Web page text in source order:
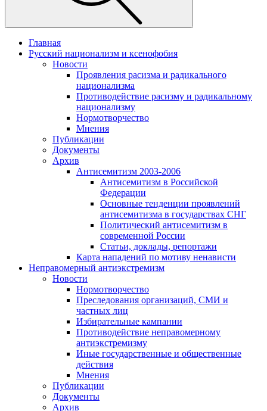
Главная
Русский национализм и ксенофобия
Новости
Проявления расизма и радикального
национализма
Противодействие расизму и радикальному
национализму
Нормотворчество
Мнения
Публикации
Документы
Архив
Антисемитизм 2003-2006
Антисемитизм в Российской
Федерации
Основные тенденции проявлений
антисемитизма в государствах СНГ
Политический антисемитизм в
современной России
Статьи, доклады, репортажи
Карта нападений по мотиву ненависти
Неправомерный антиэкстремизм
Новости
Нормотворчество
Преследования организаций, СМИ и
частных лиц
Избирательные кампании
Противодействие неправомерному
антиэкстремизму
Иные государственные и общественные
действия
Мнения
Публикации
Документы
Архив